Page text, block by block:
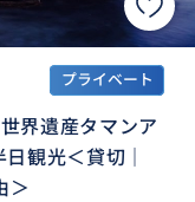
プライベート
界遺産タマンア
観光＜貸切｜
＞